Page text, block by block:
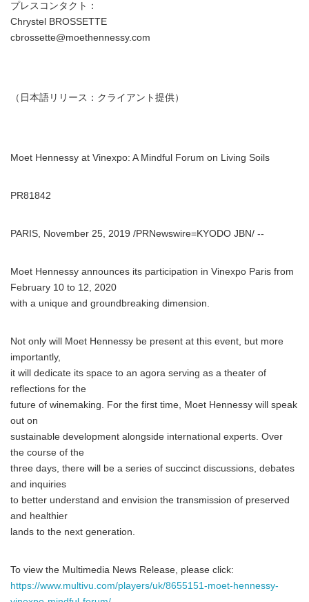
プレスコンタクト：
Chrystel BROSSETTE
cbrossette@moethennessy.com
（日本語リリース：クライアント提供）
Moet Hennessy at Vinexpo: A Mindful Forum on Living Soils
PR81842
PARIS, November 25, 2019 /PRNewswire=KYODO JBN/ --
Moet Hennessy announces its participation in Vinexpo Paris from
February 10 to 12, 2020
with a unique and groundbreaking dimension.
Not only will Moet Hennessy be present at this event, but more
importantly,
it will dedicate its space to an agora serving as a theater of
reflections for the
future of winemaking. For the first time, Moet Hennessy will speak
out on
sustainable development alongside international experts. Over
the course of the
three days, there will be a series of succinct discussions, debates
and inquiries
to better understand and envision the transmission of preserved
and healthier
lands to the next generation.
To view the Multimedia News Release, please click:
https://www.multivu.com/players/uk/8655151-moet-hennessy-